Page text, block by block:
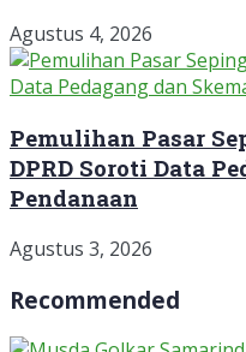
Agustus 4, 2026
Pemulihan Pasar
DPRD Soroti Data
Pendanaan
Agustus 3, 2026
Recommended